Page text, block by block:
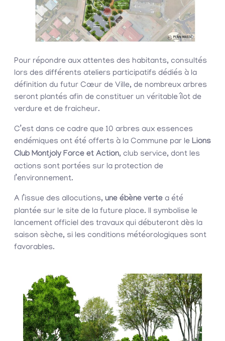
Pour répondre aux attentes des habitants, consultés
lors des différents ateliers participatifs dédiés à la
définition du futur Cœur de Ville, de nombreux arbres
seront plantés afin de constituer un véritable îlot de
verdure et de fraicheur.
C’est dans ce cadre que 10 arbres aux essences
endémiques ont été offerts à la Commune par le Lions
Club Montjoly Force et Action, club service, dont les
actions sont portées sur la protection de
l’environnement.
A l’issue des allocutions, une ébène verte a été
plantée sur le site de la future place. Il symbolise le
lancement officiel des travaux qui débuteront dès la
saison sèche, si les conditions météorologiques sont
favorables.